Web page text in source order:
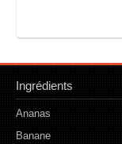
Ingrédients
Ananas
Banane